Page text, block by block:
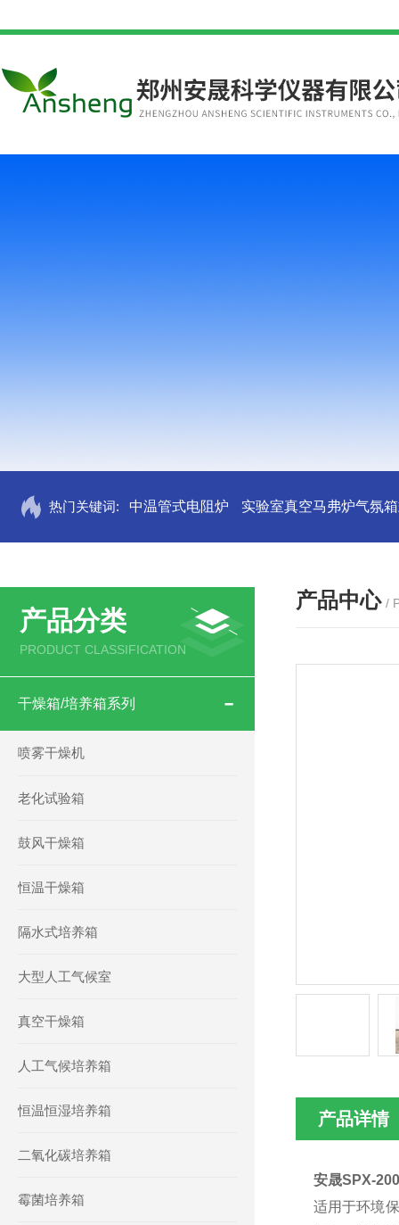
热门关键词: 中温管式电阻炉 实验室真空马弗炉气氛
产品分类
PRODUCT CLASSIFICATION
干燥箱/培养箱系列
喷雾干燥机
老化试验箱
鼓风干燥箱
恒温干燥箱
隔水式培养箱
大型人工气候室
真空干燥箱
人工气候培养箱
恒温恒湿培养箱
二氧化碳培养箱
霉菌培养箱
产品中心 /
产品详情
安晟SPX-
适用于环境